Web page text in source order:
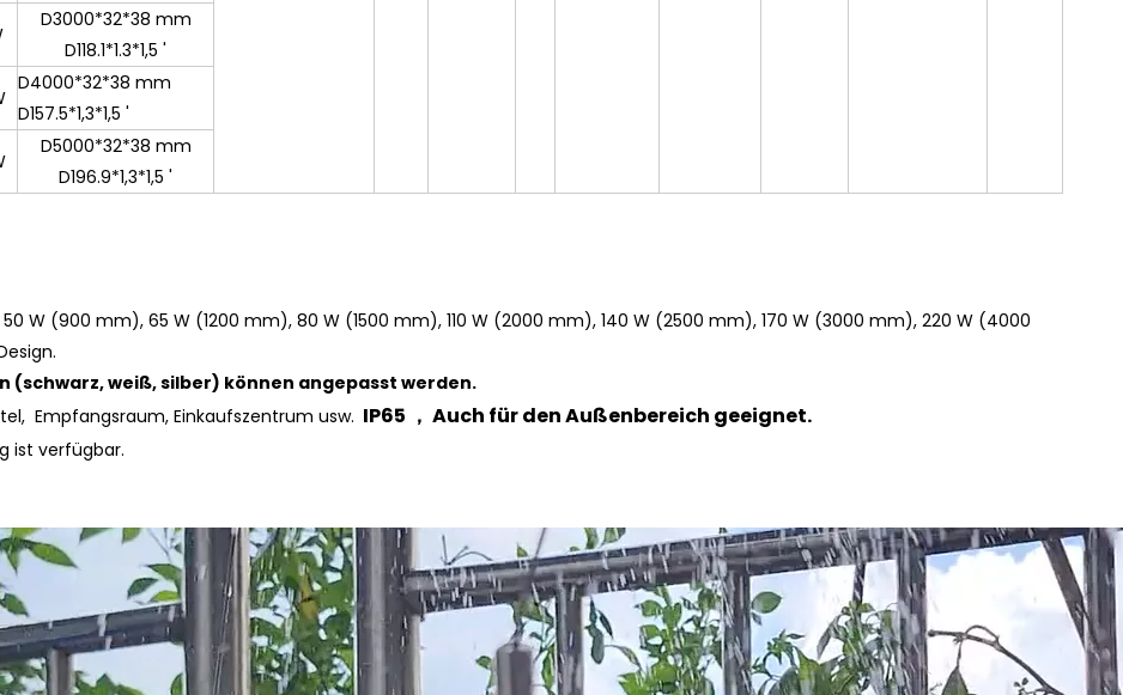
D3000*32*38 mm
D118.1*1.3*1,5 '
D4000*32*38 mm
D157.5*1,3*1,5 '
D5000*32*38 mm
D196.9*1,3*1,5 '
W (900 mm), 65 W (1200 mm), 80 W (1500 mm), 110 W (2000 mm), 140 W (2500 mm), 170 W (3000 mm), 220 W (4000
(schwarz, weiß, silber) können angepasst werden.
Empfangsraum, Einkaufszentrum usw. IP65 ， Auch für den Außenbereich geeignet.
ist verfügbar.